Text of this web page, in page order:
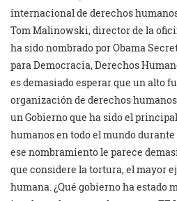
internacional de derechos
Tom Malinowski, director de la
ha sido nombrado por Obama
para Democracia, Derechos
es demasiado esperar que un alto
organización de derechos
un Gobierno que ha sido el
humanos en todo el mundo durante
ese nombramiento le parece
que considere la tortura, el mayor
humana. ¿Qué gobierno ha estado